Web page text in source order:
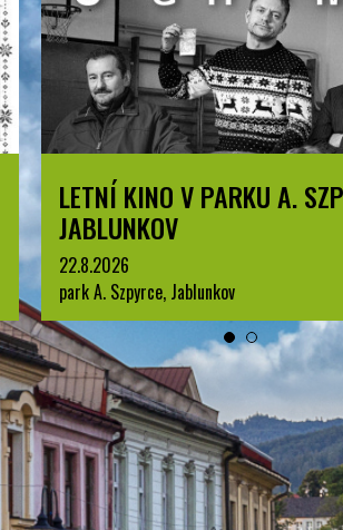
KOMENTOVANÁ PROHLÍDKA
JABLUNKOVA
25.8.2026
Arboretum u Sanatoria, Jablunkov